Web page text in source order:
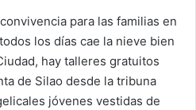
para las familias en
los días cae la nieve bien
hay talleres gratuitos
de Silao desde la tribuna
jóvenes vestidas de